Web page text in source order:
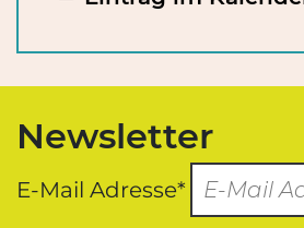
Newsletter
E-Mail Adresse*